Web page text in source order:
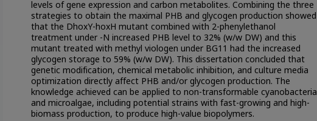
levels of gene expression and carbon metabolites. Combining the three
strategies to obtain the maximal PHB and glycogen production showed
that the DhoxY-hoxH mutant combined with 2-phenylethanol
treatment under -N increased PHB level to 32% (w/w DW) and this
mutant treated with methyl viologen under BG11 had the increased
glycogen storage to 59% (w/w DW). This dissertation concluded that
genetic modification, chemical metabolic inhibition, and culture media
optimization directly affect PHB and/or glycogen production. The
knowledge achieved can be applied to non-transformable cyanobacteria
and microalgae, including potential strains with fast-growing and high-
biomass production, to produce high-value biopolymers.